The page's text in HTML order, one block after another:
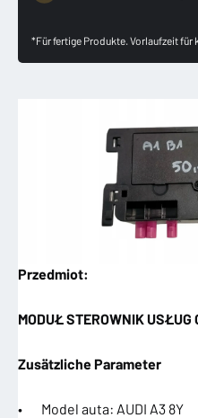
*Für fertige Produkte. Vorlaufzeit für
Przedmiot:
MODUŁ STEROWNIK USŁUG
Zusätzliche Parameter
• Model auta: AUDI A3 8Y